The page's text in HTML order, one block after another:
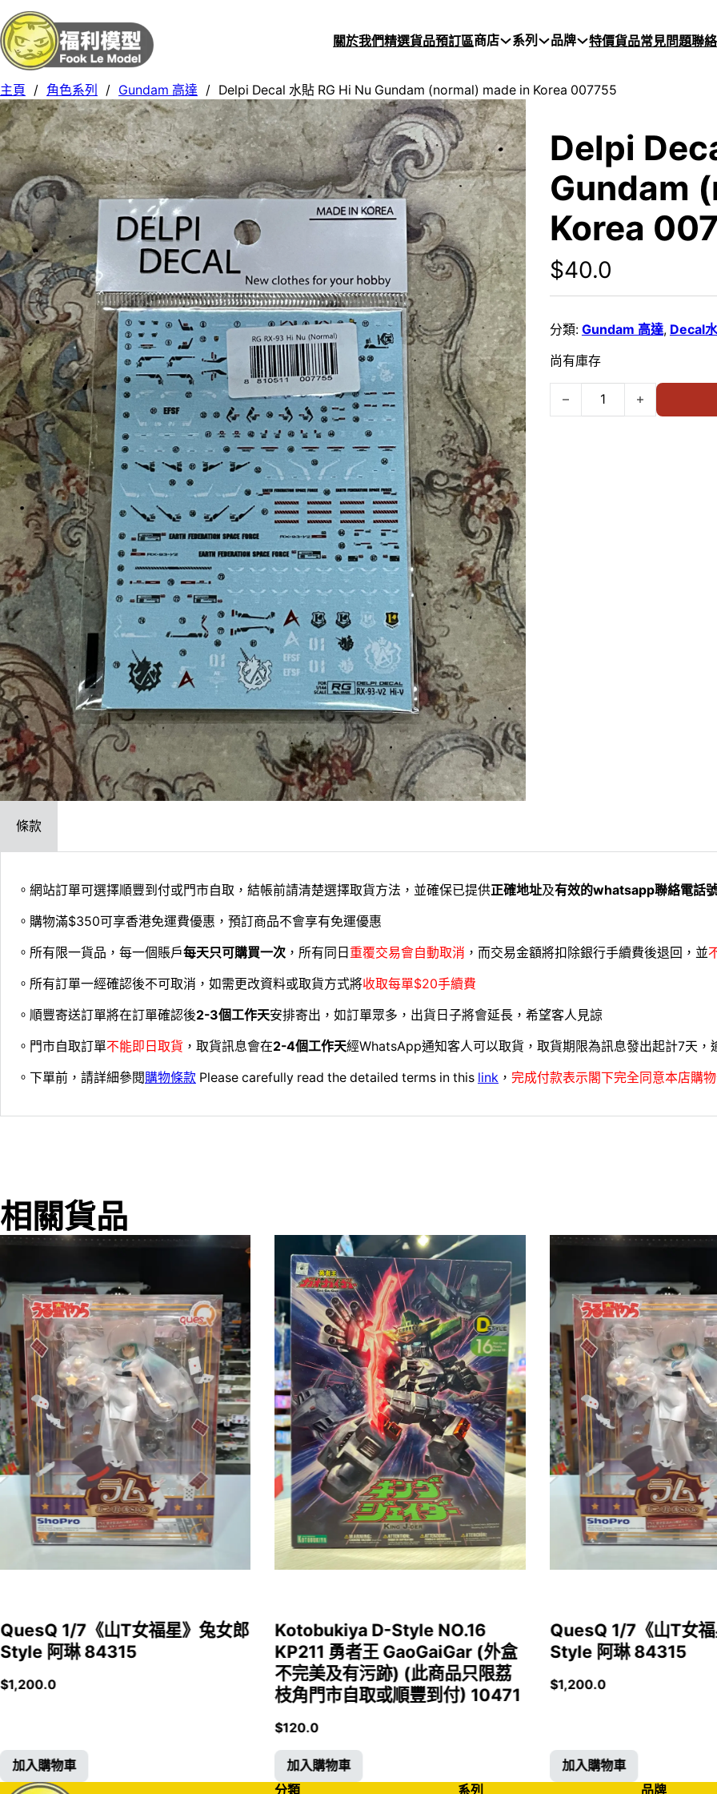
關於我們精選貨品預訂區商店 系列 品牌 特價貨品常見問題聯
主頁 / 角色系列 / Gundam 高達 / Delpi Decal 水貼 RG Hi Nu Gundam (normal) made in Korea 007755
Delpi
Gundam
Korea
$40.0
分類: Gundam 高達, Decal
尚有庫存
Delpi Decal 水貼 RG Hi Nu
條款
。網站訂單可選擇順豐到付或門市自取，結帳前請清楚選擇取貨方法，並確保已提供正確地址及有效的whatsapp聯絡電話
。購物滿$350可享香港免運費優惠，預訂商品不會享有免運優惠
。所有限一貨品，每一個賬戶每天只可購買一次 ，所有同日 重覆交易會自動取消 ，而交易金額將扣除銀行手續費後退回，並
。所有訂單一經確認後不可取消，如需更改資料或取貨方式將收取每單$20手續費
。順豐寄送訂單將在訂單確認後2-3個工作天安排寄出，如訂單眾多，出貨日子將會延長，希望客人見諒
。門市自取訂單不能即日取貨 ，取貨訊息會在2-4個工作天經WhatsApp通知客人可以取貨，取貨期限為訊息發出起計7天，
。下單前，請詳細參閱購物條款 Please carefully read the detailed terms in this link ， 完成付款表示閣下完全同意本店購
相關貨品
QuesQ 1/7《山T女福星》兔女郎
Style 阿琳 84315
$1,200.0
加入購物車
Kotobukiya D-Style NO.16
KP211 勇者王 GaoGaiGar (外盒
不完美及有污跡) (此商品只限荔
枝角門市自取或順豐到付) 10471
$120.0
加入購物車
QuesQ 1/7《山T女
Style 阿琳 84315
$1,200.0
加入購物車
分類
系列 品牌